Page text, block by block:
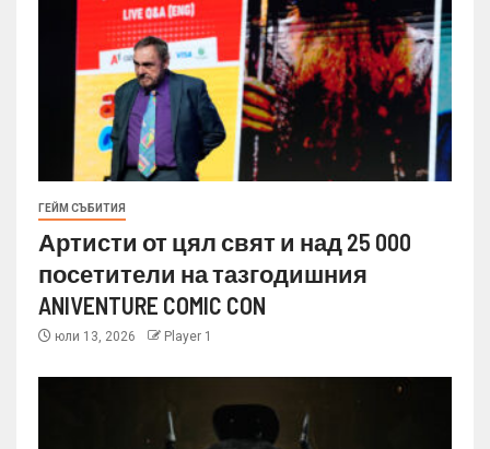
ГЕЙМ СЪБИТИЯ
Артисти от цял свят и над 25 000
посетители на тазгодишния
ANIVENTURE COMIC CON
юли 13, 2026 Player 1